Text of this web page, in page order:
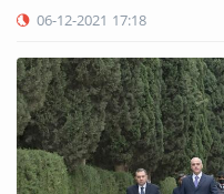
06-12-2021 17:18